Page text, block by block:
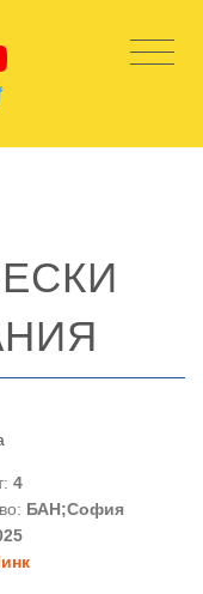
4
БАН;София